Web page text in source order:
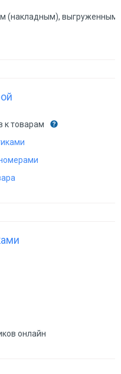
(накладным), выгруженным
к товарам
онлайн